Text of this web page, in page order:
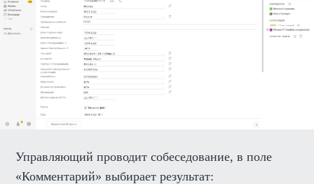
Управляющий проводит собеседование, в поле
«Комментарий» выбирает результат: